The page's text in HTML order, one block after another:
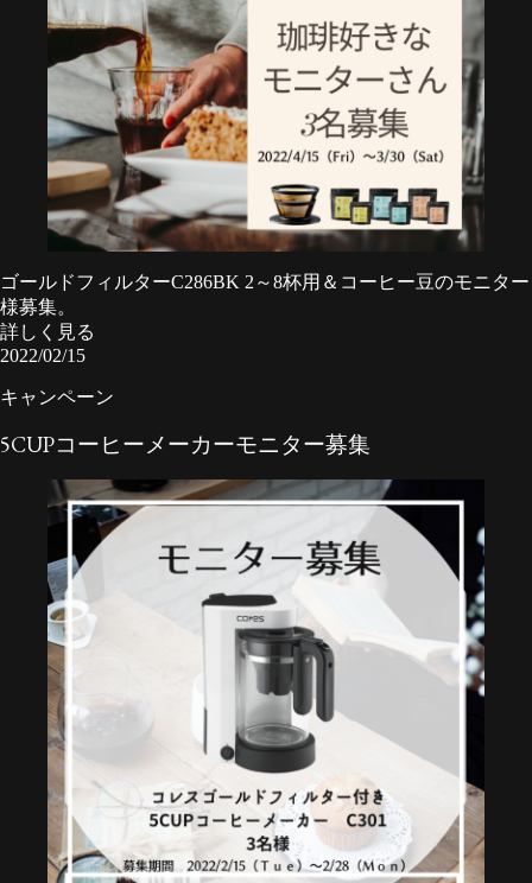
ゴールドフィルターC286BK 2～8杯用＆コーヒー豆のモニター
様募集。
詳しく見る
2022/02/15
キャンペーン
5CUPコーヒーメーカーモニター募集